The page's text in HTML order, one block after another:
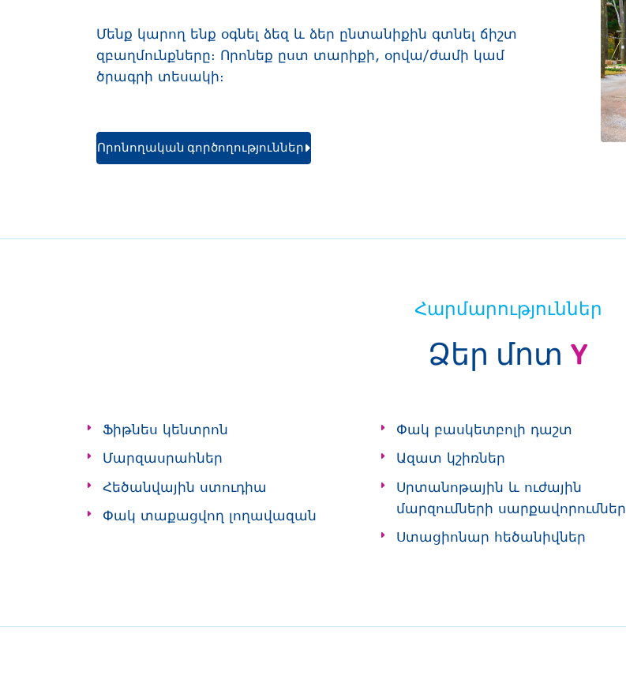
Մենք կարող ենք օգնել ձեզ և ձեր ընտանիքին գտնել ճիշտ
զբաղմունքները։ Որոնեք ըստ տարիքի, օրվա/ժամի կամ
ծրագրի տեսակի։
Որոնողական գործողություններ
Հարմարություններ
Ձեր մոտ Y
Ֆիթնես կենտրոն
Մարզասրահներ
Հեծանվային ստուդիա
Փակ տաքացվող լողավազան
Փակ բասկետբոլի դաշտ
Ազատ կշիռներ
Սրտանոթային և ուժային
մարզումների սարքավորումներ
Ստացիոնար հեծանիվներ